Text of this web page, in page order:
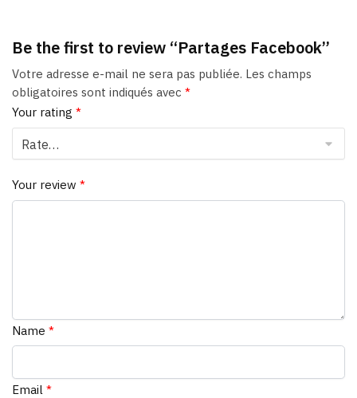
Be the first to review “Partages Facebook”
Votre adresse e-mail ne sera pas publiée. Les champs
obligatoires sont indiqués avec *
Your rating *
Your review *
Name *
Email *